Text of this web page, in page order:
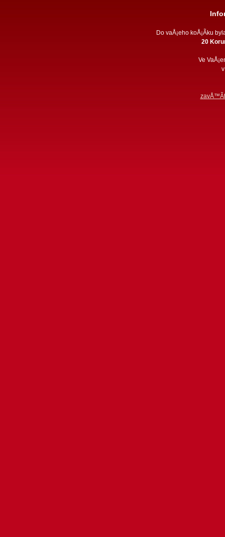
Do vaÅ¡eho koÅ¡Ã­ku
20
Ve
zavÅ™Ã­t